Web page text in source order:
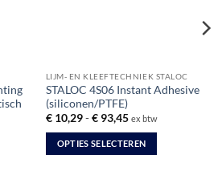
LIJM- EN KLEEFTECHNIEK STALOC
STALOC 4S06 Instant Adhesive
(siliconen/PTFE)
€10,29 - €93,45Prijsklasse:
tot
€ 93,45
ex btw
OPTIES SELECTEREN